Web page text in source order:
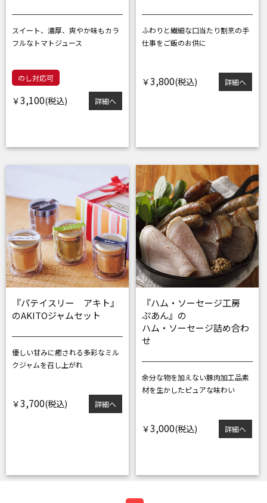
スイート、濃厚、爽やか味もカラ
フルなトマトジュース
のし対応可
￥3,100 詳細へ
ふわりと繊細な口当たり割烹の手
仕事をご飯のお供に
￥3,800 詳細へ
『パテイスリー アキト』
のAKITOジャムセット
優しい甘みに癒される多彩なミル
クジャムを召し上がれ
￥3,700 詳細へ
『ハム・ソーセージ工房
ぷあん』の
ハム・ソーセージ詰め合わ
せ
余分な物を加えない豚肉加工品素
材を生かしたピュアな味わい
￥3,000 詳細へ